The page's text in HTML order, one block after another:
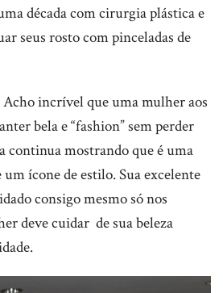
década com cirurgia plástica e
seus rosto com pinceladas de
Acho incrível que uma mulher aos
bela e “fashion” sem perder
continua mostrando que é uma
ícone de estilo. Sua excelente
consigo mesmo só nos
deve cuidar de sua beleza